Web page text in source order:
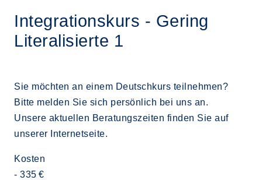
Integrationskurs - Gering
Literalisierte 1
Sie möchten an einem Deutschkurs teilnehmen?
Bitte melden Sie sich persönlich bei uns an.
Unsere aktuellen Beratungszeiten finden Sie auf
unserer Internetseite.
Kosten
- 335 €